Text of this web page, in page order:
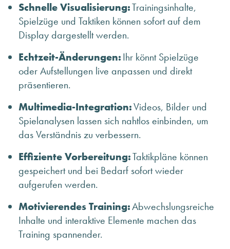
NEWSLETTER ANMELDUNG
Schnelle Visualisierung:Trainingsinhalte,
Spielzüge und Taktiken können sofort auf dem
Display dargestellt werden.
Echtzeit-Änderungen:Ihr könnt Spielzüge
oder Aufstellungen live anpassen und direkt
präsentieren.
Multimedia-Integration:Videos, Bilder und
Spielanalysen lassen sich nahtlos einbinden, um
das Verständnis zu verbessern.
Effiziente Vorbereitung:Taktikpläne können
gespeichert und bei Bedarf sofort wieder
aufgerufen werden.
Motivierendes Training:Abwechslungsreiche
Inhalte und interaktive Elemente machen das
Training spannender.